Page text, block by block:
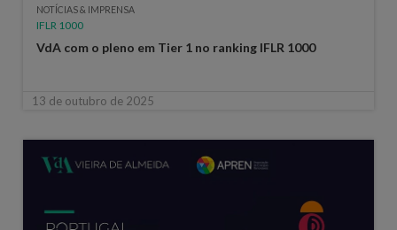
NOTÍCIAS & IMPRENSA
IFLR 1000
VdA com o pleno em Tier 1 no ranking IFLR 1000
13 de outubro de 2025